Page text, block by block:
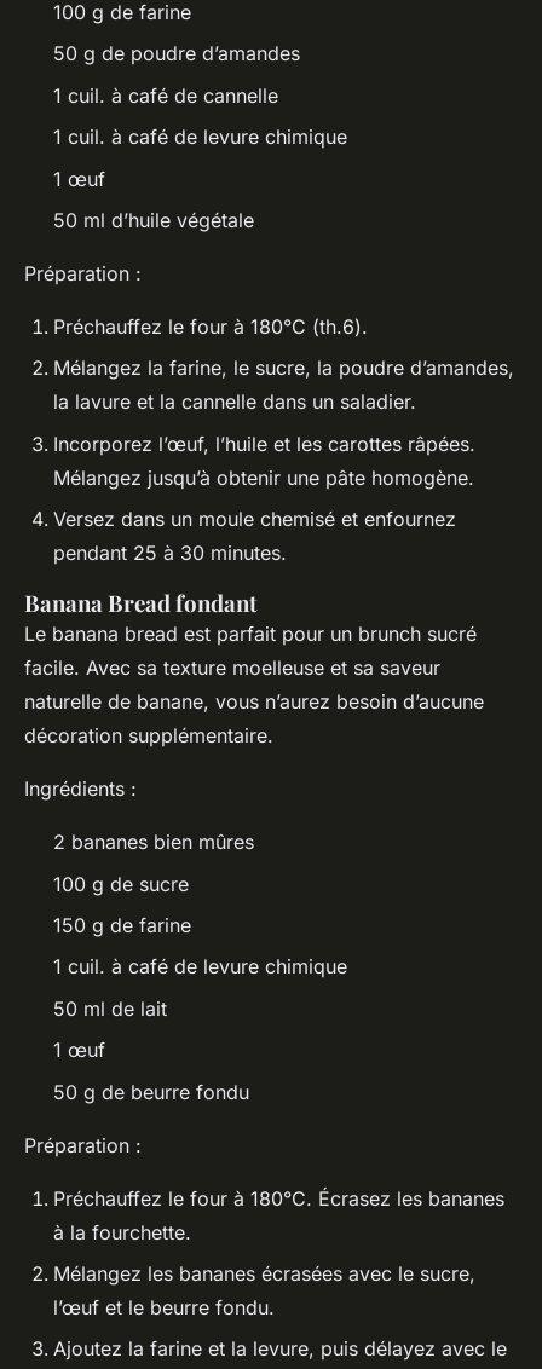
100 g de farine
50 g de poudre d’amandes
1 cuil. à café de cannelle
1 cuil. à café de levure chimique
1 œuf
50 ml d’huile végétale
Préparation :
Préchauffez le four à 180°C (th.6).
Mélangez la farine, le sucre, la poudre d’amandes,
la lavure et la cannelle dans un saladier.
Incorporez l’œuf, l’huile et les carottes râpées.
Mélangez jusqu’à obtenir une pâte homogène.
Versez dans un moule chemisé et enfournez
pendant 25 à 30 minutes.
Banana Bread fondant
Le banana bread est parfait pour un brunch sucré
facile. Avec sa texture moelleuse et sa saveur
naturelle de banane, vous n’aurez besoin d’aucune
décoration supplémentaire.
Ingrédients :
2 bananes bien mûres
100 g de sucre
150 g de farine
1 cuil. à café de levure chimique
50 ml de lait
1 œuf
50 g de beurre fondu
Préparation :
Préchauffez le four à 180°C. Écrasez les bananes
à la fourchette.
Mélangez les bananes écrasées avec le sucre,
l’œuf et le beurre fondu.
Ajoutez la farine et la levure, puis délayez avec le